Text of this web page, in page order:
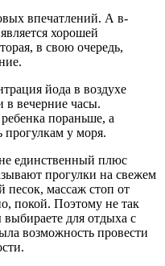
впечатлений. А в-
хорошей
в свою очередь,
йода в воздухе
в вечерние часы.
пораньше, а
прогулкам у моря.
единственный плюс
прогулки на свежем
песок, массаж стоп от
покой. Поэтому не так
для отдыха с
возможность провести